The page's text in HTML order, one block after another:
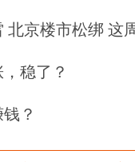
北京楼市松绑 这
稳了？
？